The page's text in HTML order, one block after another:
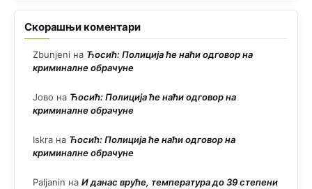
Скорашњи коментари
Zbunjeni на Ћосић: Полиција ће наћи одговор на
криминалне обрачуне
Јово на Ћосић: Полиција ће наћи одговор на
криминалне обрачуне
Iskra на Ћосић: Полиција ће наћи одговор на
криминалне обрачуне
Paljanin на И данас вруће, температура до 39 степени